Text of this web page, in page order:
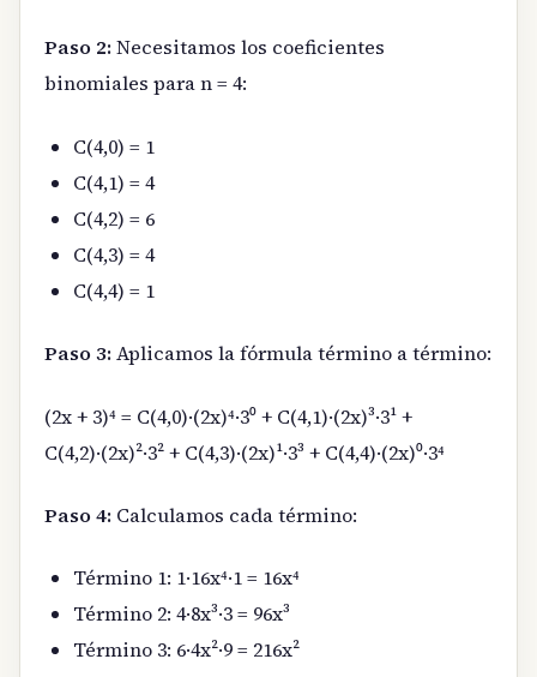
Paso 2:Necesitamos los coeficientes
binomiales para n = 4:
C(4,0) = 1
C(4,1) = 4
C(4,2) = 6
C(4,3) = 4
C(4,4) = 1
Paso 3:Aplicamos la fórmula término a término:
(2x + 3)⁴ = C(4,0)·(2x)⁴·3⁰ + C(4,1)·(2x)³·3¹ +
C(4,2)·(2x)²·3² + C(4,3)·(2x)¹·3³ + C(4,4)·(2x)⁰·3⁴
Paso 4: Calculamos cada término:
Término 1: 1·16x⁴·1 = 16x⁴
Término 2: 4·8x³·3 = 96x³
Término 3: 6·4x²·9 = 216x²